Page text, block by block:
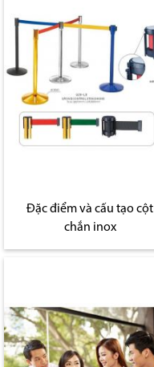
Đặc điểm và cấu tạo cột
chắn inox